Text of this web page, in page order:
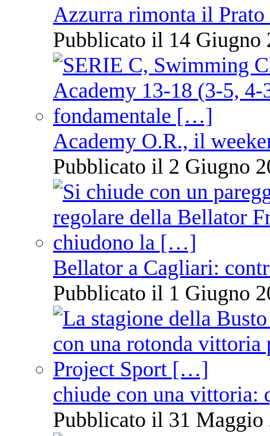
Azzurra rimonta il Prato
Pubblicato il 14 Giugno
Academy O.R., il
Pubblicato il 2 Giugno
Bellator a Cagliari:
Pubblicato il 1 Giugno
chiude con una vittoria:
Pubblicato il 31 Maggio